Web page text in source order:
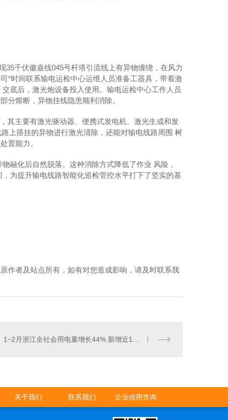
35千伏徽嘉线045号杆塔引流线上有异物缠绕，在风力
*时间联系输电运检中心运维人员准备工器具，带着激
底后，激光炮设备投入使用。输电运检中心工作人员
分熔断，异物挂线隐患顺利消除。
其主要有激光驱动器、便携式发电机、激光生成和发
上搭挂的异物进行激光清除，还能对输电线路周围 树
置能力。
融化后自然脱落。这种消除方式降低了作业 风险，
为提升输电线路智能化巡检管控水平打下了坚实的基
作者及站点所有，如有对您造成影响，请及时联系我
1~2月浙江全社会用电量增长44% 新增近19万用户
关于我们 联系我们 企业信用查询